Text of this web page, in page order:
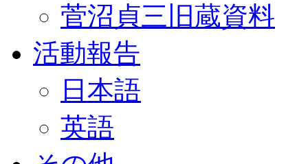
菅沼貞三旧蔵資料
活動報告
日本語
英語